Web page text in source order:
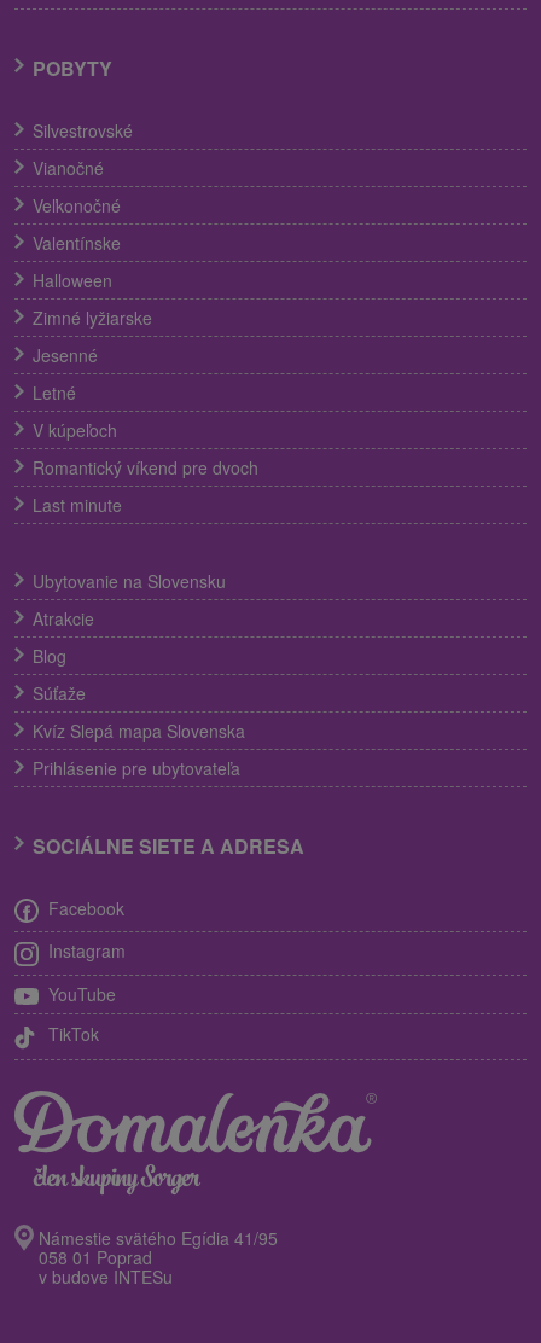
POBYTY
Silvestrovské
Vianočné
Veľkonočné
Valentínske
Halloween
Zimné lyžiarske
Jesenné
Letné
V kúpeľoch
Romantický víkend pre dvoch
Last minute
Ubytovanie na Slovensku
Atrakcie
Blog
Súťaže
Kvíz Slepá mapa Slovenska
Prihlásenie pre ubytovateľa
SOCIÁLNE SIETE A ADRESA
Facebook
Instagram
YouTube
TikTok
Námestie svätého Egídia 41/95
058 01 Poprad
v budove INTESu